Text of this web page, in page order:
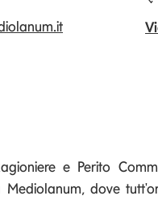
e Perito
Mediolanum, dove